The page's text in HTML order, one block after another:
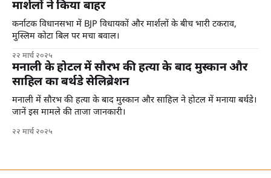
मार्शलों ने किया बाहर
कर्नाटक विधानसभा में BJP विधायकों और मार्शलों के बीच भारी टकराव,
मुस्लिम कोटा बिल पर मचा बवाल।
२२ मार्च २०२५
मनाली के होटल में सौरभ की हत्या के बाद मुस्कान और
साहिल का बर्थडे सेलिब्रेशन
मनाली में सौरभ की हत्या के बाद मुस्कान और साहिल ने होटल में मनाया बर्थडे।
जानें इस मामले की ताजा जानकारी।
२२ मार्च २०२५